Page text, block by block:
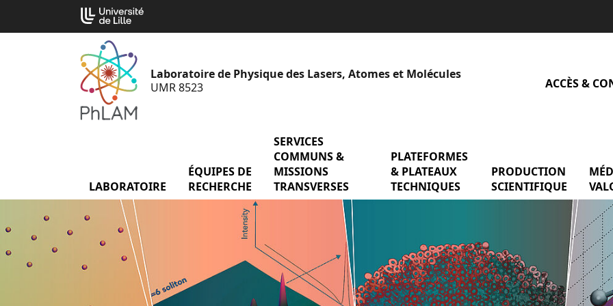
contenu
Laboratoire de Physique des Lasers, Atomes et Molécules
UMR 8523
ACCÈS &
LABORATOIRE menu Laboratoire
ÉQUIPES DE
RECHERCHE
menu ÉQUIPES DE RECHERCHE
SERVICES
COMMUNS &
MISSIONS
TRANSVERSES
PLATEFORMES
& PLATEAUX
TECHNIQUES
menu PLATEFORMES &
PRODUCTION
SCIENTIFIQUE
Cookies management panel